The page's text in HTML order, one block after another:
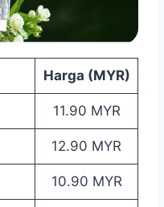
Harga (MYR)
11.90 MYR
12.90 MYR
10.90 MYR